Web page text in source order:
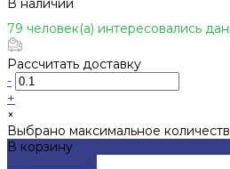
79 человек(а) интересовались
Рассчитать доставку
-
+
×
Выбрано максимальное
В корзину